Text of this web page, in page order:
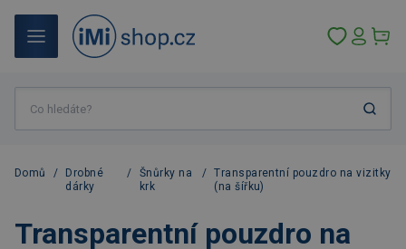
Domů /
Drobné
dárky
/
Šnůrky na
krk
/ Transparentní pouzdro na vizitky
(na šířku)
Transparentní pouzdro na